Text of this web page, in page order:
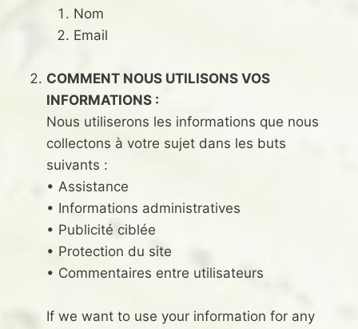
Nom
Email
COMMENT NOUS UTILISONS VOS
INFORMATIONS :
Nous utiliserons les informations que nous
collectons à votre sujet dans les buts
suivants :
• Assistance
• Informations administratives
• Publicité ciblée
• Protection du site
• Commentaires entre utilisateurs
If we want to use your information for any